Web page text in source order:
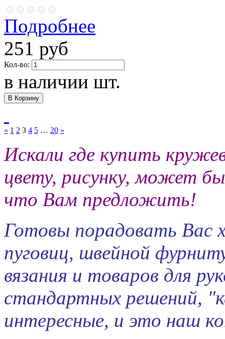
Подробнее
251 руб
Кол-во:
в наличии шт.
« 1 2 3 4 5 … 20 »
Искали где купить
цвету, рисунку, может
что Вам предложить!
Готовы порадовать Вас
пуговиц, швейной
вязания и товаров для
стандартных решений,
интересные, и это наш